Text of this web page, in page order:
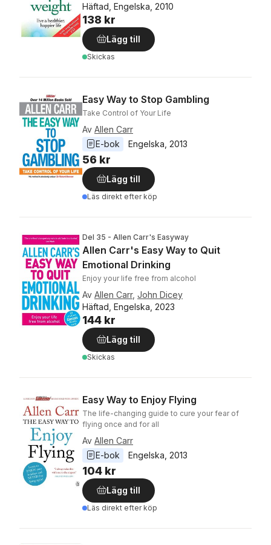
Häftad, Engelska, 2010
138 kr
Lägg till
Skickas
Easy Way to Stop Gambling
Take Control of Your Life
Av Allen Carr
E-bok
Engelska 2013
56 kr
Lägg till
Läs direkt efter köp
Del 35 - Allen Carr's Easyway
Allen Carr's Easy Way to Quit
Emotional Drinking
Enjoy your life free from alcohol
Av Allen Carr, John Dicey
Häftad, Engelska, 2023
144 kr
Lägg till
Skickas
Easy Way to Enjoy Flying
The life-changing guide to cure your fear of
flying once and for all
Av Allen Carr
E-bok
Engelska 2013
104 kr
Lägg till
Läs direkt efter köp